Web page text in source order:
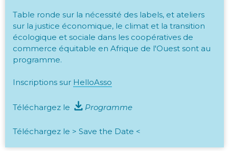
Table ronde sur la nécessité des labels, et ateliers
sur la justice économique, le climat et la transition
écologique et sociale dans les coopératives de
commerce équitable en Afrique de l'Ouest sont au
programme.
Inscriptions sur HelloAsso
Téléchargez le Programme
Téléchargez le > Save the Date <